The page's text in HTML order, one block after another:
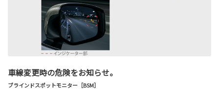
車線変更時の危険をお知らせ。
ブラインドスポットモニター［BSM］